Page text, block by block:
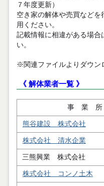
７年度更新）
空き家の解体や売買など
用ください。
記載情報に相違がある場合
い。
※関連ファイルよりダウン
《 解体業者一覧 》
事 業
熊谷建設 株式会社
株式会社 清水企業
三熊興業 株式会社
株式会社 コンノ土木